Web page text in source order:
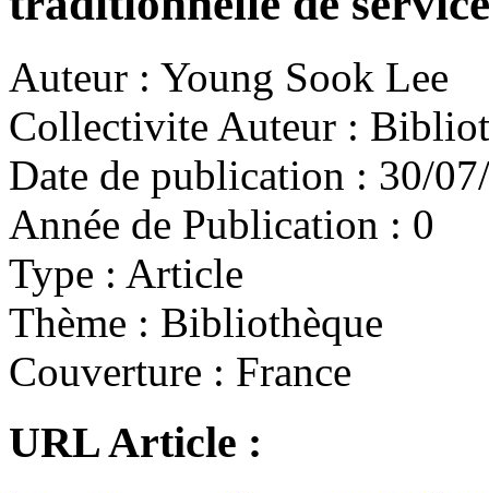
Auteur : Young Sook Lee
Collectivite Auteur :
Date de publication : 30/
Année de Publication : 0
Type : Article
Thème : Bibliothèque
Couverture : France
URL Article :